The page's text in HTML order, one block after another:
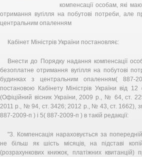
компенсації особам, які
отримання вугілля на побутові потреби, але
центральним опаленням
Кабінет Міністрів України постановляє:
Внести до Порядку надання компенсації
безоплатне отримання вугілля на побутові
будинках з центральним опаленням( 887-
постановою Кабінету Міністрів України
(Офіційний вісник України, 2009 р., № 64, ст.
2011 р., № 94, ст. 3426; 2012 р., № 43, ст. 1662),
887-2009-п ) і 5( 887-2009-п ) в такій редакції:
"3. Компенсація нараховується за
не більш як шість місяців, на підставі
(розрахункових книжок, платіжних квитанцій)